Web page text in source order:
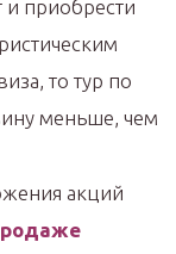
приобрести
то тур по
меньше, чем
акций